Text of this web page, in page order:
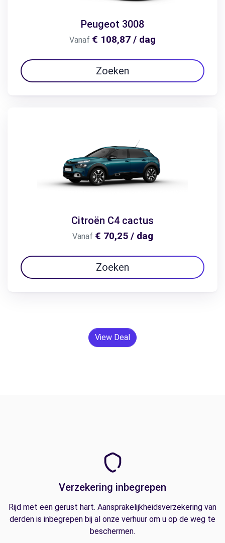
Peugeot 3008
Vanaf € 108,87 / dag
Zoeken
Citroën C4 cactus
Vanaf € 70,25 / dag
Zoeken
View Deal
Verzekering inbegrepen
Rijd met een gerust hart. Aansprakelijkheidsverzekering van
derden is inbegrepen bij al onze verhuur om u op de weg te
beschermen.